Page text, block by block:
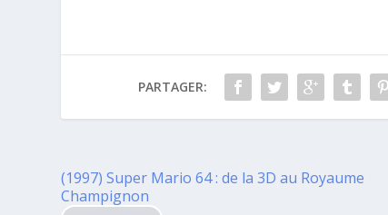
PARTAGER:
(1997) Super Mario 64 : de la 3D au Royaume
Champignon